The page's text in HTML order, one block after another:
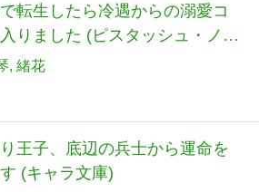
転生したら冷遇からの溺愛コ
りました (ピスタッシュ・ノヴ
緒花
王子、底辺の兵士から運命を
(キャラ文庫)